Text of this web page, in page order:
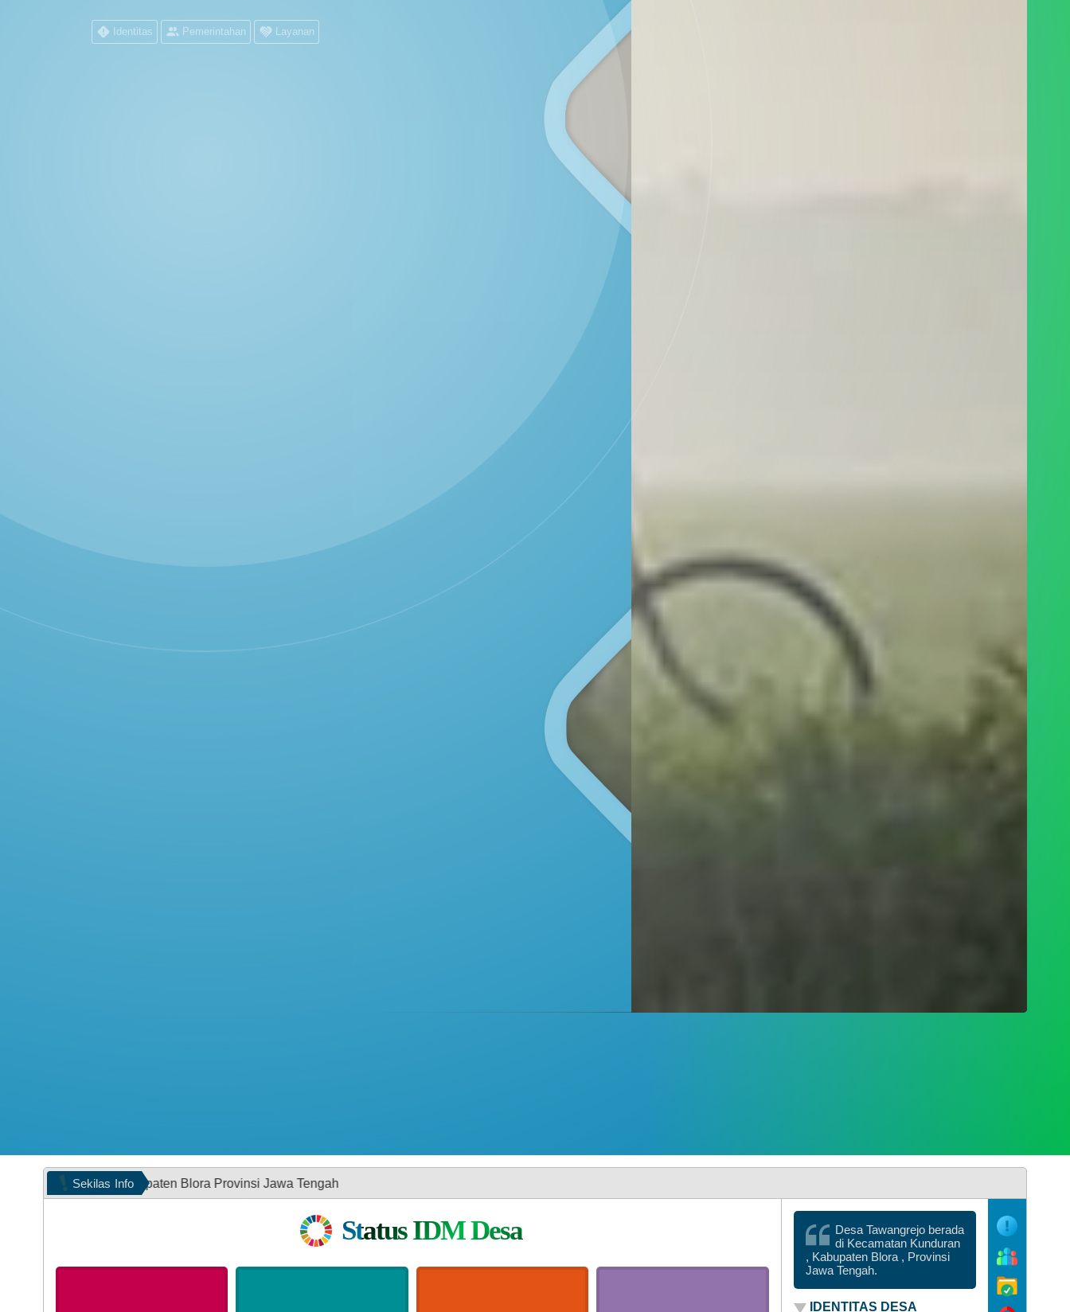
DESA TAWANGREJO
Kecamatan Kunduran, Kabupaten Blora
Identitas Pemerintahan Layanan
Sekilas Info
Kabupaten Blora Provinsi Jawa Tengah
Status IDM Desa
Desa Tawangrejo berada
di Kecamatan Kunduran
, Kabupaten Blora , Provinsi
Jawa Tengah.
IDENTITAS DESA